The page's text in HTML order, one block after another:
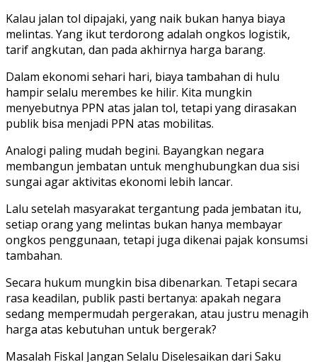
Kalau jalan tol dipajaki, yang naik bukan hanya biaya
melintas. Yang ikut terdorong adalah ongkos logistik,
tarif angkutan, dan pada akhirnya harga barang.
Dalam ekonomi sehari hari, biaya tambahan di hulu
hampir selalu merembes ke hilir. Kita mungkin
menyebutnya PPN atas jalan tol, tetapi yang dirasakan
publik bisa menjadi PPN atas mobilitas.
Analogi paling mudah begini. Bayangkan negara
membangun jembatan untuk menghubungkan dua sisi
sungai agar aktivitas ekonomi lebih lancar.
Lalu setelah masyarakat tergantung pada jembatan itu,
setiap orang yang melintas bukan hanya membayar
ongkos penggunaan, tetapi juga dikenai pajak konsumsi
tambahan.
Secara hukum mungkin bisa dibenarkan. Tetapi secara
rasa keadilan, publik pasti bertanya: apakah negara
sedang mempermudah pergerakan, atau justru menagih
harga atas kebutuhan untuk bergerak?
Masalah Fiskal Jangan Selalu Diselesaikan dari Saku